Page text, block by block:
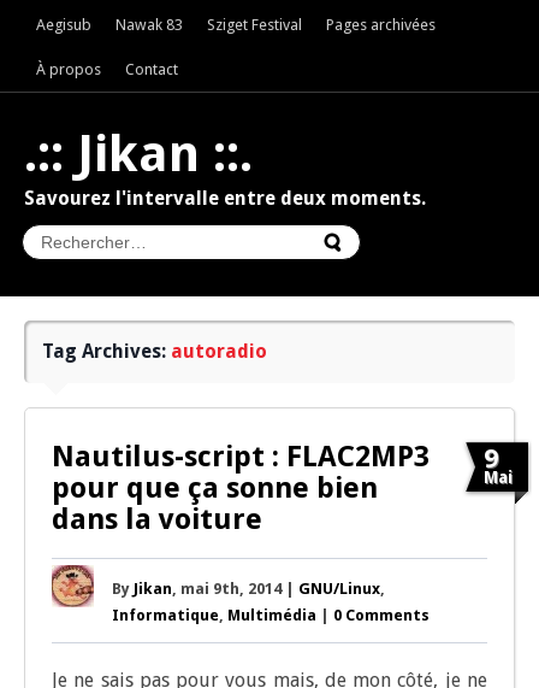
Aegisub Nawak 83 Sziget Festival Pages archivées
À propos Contact
.:: Jikan ::.
Savourez l'intervalle entre deux moments.
Tag Archives: autoradio
Nautilus-script : FLAC2MP3
pour que ça sonne bien
dans la voiture
By Jikan, mai 9th, 2014 | GNU/Linux,
Informatique, Multimédia 0 Comments
Je ne sais pas pour vous mais, de mon côté, je ne
9
Mai